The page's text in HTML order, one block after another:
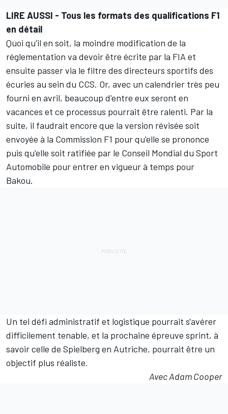
LIRE AUSSI - Tous les formats des qualifications F1
en détail
Quoi qu'il en soit, la moindre modification de la
réglementation va devoir être écrite par la FIA et
ensuite passer via le filtre des directeurs sportifs des
écuries au sein du CCS. Or, avec un calendrier très peu
fourni en avril, beaucoup d'entre eux seront en
vacances et ce processus pourrait être ralenti. Par la
suite, il faudrait encore que la version révisée soit
envoyée à la Commission F1 pour qu'elle se prononce
puis qu'elle soit ratifiée par le Conseil Mondial du Sport
Automobile pour entrer en vigueur à temps pour
Bakou.
Un tel défi administratif et logistique pourrait s'avérer
difficilement tenable, et la prochaine épreuve sprint, à
savoir celle de Spielberg en Autriche, pourrait être un
objectif plus réaliste.
Avec Adam Cooper